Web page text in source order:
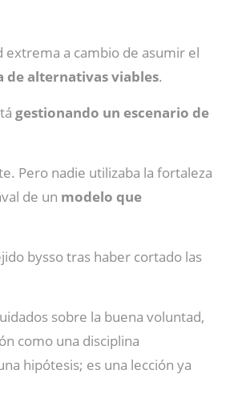
a cambio de asumir el
de alternativas viables.
gestionando un escenario de
Pero nadie utilizaba la fortaleza
de un modelo que
bysso tras haber cortado las
sobre la buena voluntad,
como una disciplina
hipótesis; es una lección ya